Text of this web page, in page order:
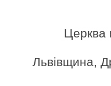
Церква
Львівщина,